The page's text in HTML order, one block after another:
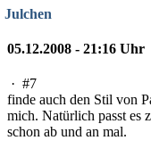
Julchen
05.12.2008 - 21:16 Uhr
· #7
finde auch den Stil von
mich. Natürlich passt es
schon ab und an mal.